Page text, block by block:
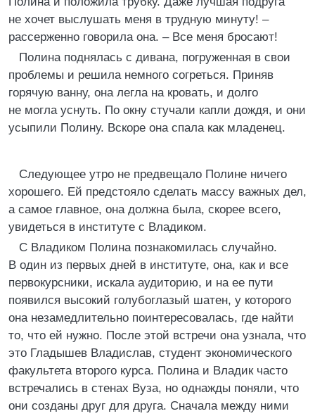
не хочет выслушать меня в трудную минуту! –
рассерженно говорила она. – Все меня бросают!
Полина поднялась с дивана, погруженная в свои
проблемы и решила немного согреться. Приняв
горячую ванну, она легла на кровать, и долго
не могла уснуть. По окну стучали капли дождя, и они
усыпили Полину. Вскоре она спала как младенец.
Следующее утро не предвещало Полине ничего
хорошего. Ей предстояло сделать массу важных дел,
а самое главное, она должна была, скорее всего,
увидеться в институте с Владиком.
С Владиком Полина познакомилась случайно.
В один из первых дней в институте, она, как и все
первокурсники, искала аудиторию, и на ее пути
появился высокий голубоглазый шатен, у которого
она незамедлительно поинтересовалась, где найти
то, что ей нужно. После этой встречи она узнала, что
это Гладышев Владислав, студент экономического
факультета второго курса. Полина и Владик часто
встречались в стенах Вуза, но однажды поняли, что
они созданы друг для друга. Сначала между ними